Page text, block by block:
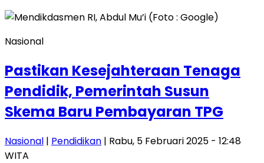
Nasional
Pastikan Kesejahteraan Tenaga
Pendidik, Pemerintah Susun
Skema Baru Pembayaran TPG
Nasional | Pendidikan | Rabu, 5 Februari 2025 - 12:48
WITA